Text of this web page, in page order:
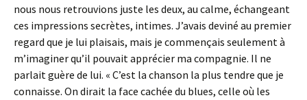
nous nous retrouvions juste les deux, au calme, échangeant
ces impressions secrètes, intimes. J’avais deviné au premier
regard que je lui plaisais, mais je commençais seulement à
m’imaginer qu’il pouvait apprécier ma compagnie. Il ne
parlait guère de lui. « C’est la chanson la plus tendre que je
connaisse. On dirait la face cachée du blues, celle où les